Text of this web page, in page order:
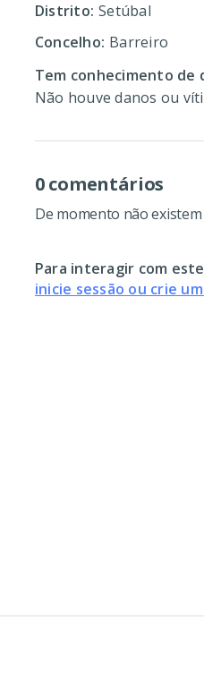
Distrito: Setúbal
Concelho: Barreiro
Tem conhecimento de
Não houve danos ou
0 comentários
De momento não
Para interagir com
inicie sessão ou crie